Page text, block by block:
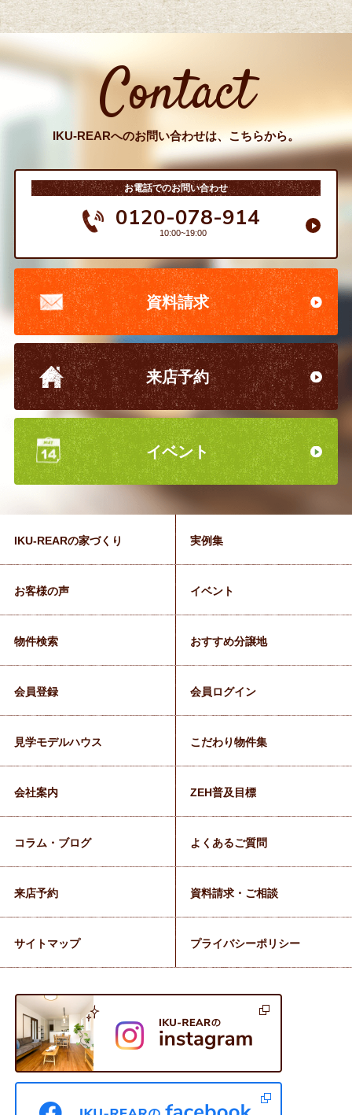
Contact
IKU-REARへのお問い合わせは、こちらから。
お電話でのお問い合わせ
0120-078-914
10:00~19:00
資料請求
来店予約
イベント
IKU-REARの家づくり 実例集
お客様の声 イベント
物件検索 おすすめ分譲地
会員登録 会員ログイン
見学モデルハウス こだわり物件集
会社案内 ZEH普及目標
コラム・ブログ よくあるご質問
来店予約 資料請求・ご相談
サイトマップ プライバシーポリシー